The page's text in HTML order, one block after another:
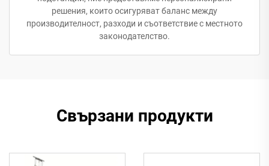
решения, които осигуряват баланс между
производителност, разходи и съответствие с местното
законодателство.
Свързани продукти